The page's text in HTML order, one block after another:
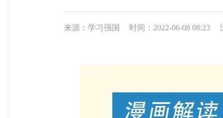
来源：学习强国 时间：2022-06-08 08:23